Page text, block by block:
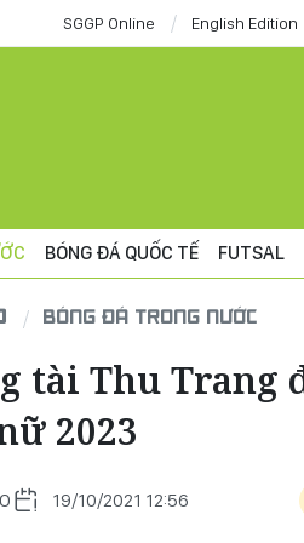
SGGP Online English Edition
BÓNG ĐÁ QUỐC TẾ FUTSAL
BÓNG ĐÁ TRONG NƯỚC
tài Thu Trang
2023
19/10/2021 12:56